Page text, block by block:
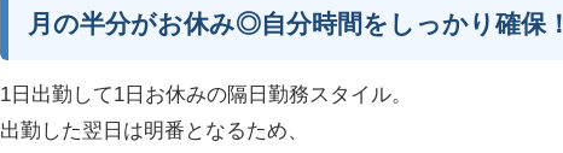
月の半分がお休み◎自分時間をしっかり確保！
1日出勤して1日お休みの隔日勤務スタイル。
出勤した翌日は明番となるため、